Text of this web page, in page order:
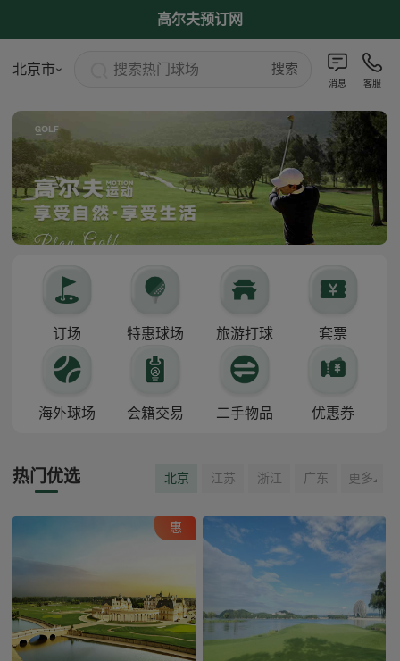
高尔夫预订网
北京市 搜索热门球场 搜索
消息 客服
订场 特惠球场 旅游打球 套票
海外球场 会籍交易 二手物品 优惠券
热门优选 北京 江苏 浙江 广东 更多
惠